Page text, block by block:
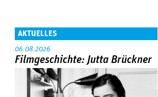
AKTUELLES
06.08.2026
Filmgeschichte: Jutta Brückner